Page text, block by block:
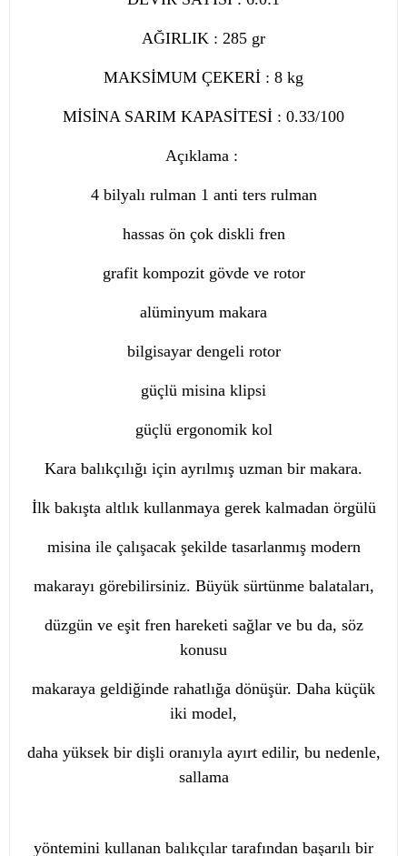
AĞIRLIK : 285 gr
MAKSİMUM ÇEKERİ : 8 kg
MİSİNA SARIM KAPASİTESİ : 0.33/100
Açıklama :
4 bilyalı rulman 1 anti ters rulman
hassas ön çok diskli fren
grafit kompozit gövde ve rotor
alüminyum makara
bilgisayar dengeli rotor
güçlü misina klipsi
güçlü ergonomik kol
Kara balıkçılığı için ayrılmış uzman bir makara.
İlk bakışta altlık kullanmaya gerek kalmadan örgülü
misina ile çalışacak şekilde tasarlanmış modern
makarayı görebilirsiniz. Büyük sürtünme balataları,
düzgün ve eşit fren hareketi sağlar ve bu da, söz
konusu
makaraya geldiğinde rahatlığa dönüşür. Daha küçük
iki model,
daha yüksek bir dişli oranıyla ayırt edilir, bu nedenle,
sallama
yöntemini kullanan balıkçılar tarafından başarılı bir